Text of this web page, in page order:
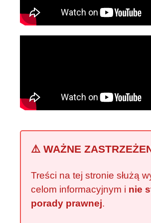
⚠️ WAŻNE
Treści na tej stronie służą
celom informacyjnym i nie
porady prawnej.